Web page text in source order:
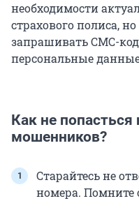
необходимости
страхового полиса,
запрашивать СМС-
персональные
Как не попасться
мошенников?
Старайтесь не
номера. Помните